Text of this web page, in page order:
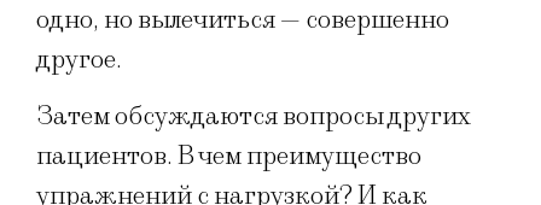
одно, но вылечиться — совершенно
другое.
Затем обсуждаются вопросы других
пациентов. В чем преимущество
упражнений с нагрузкой? И как